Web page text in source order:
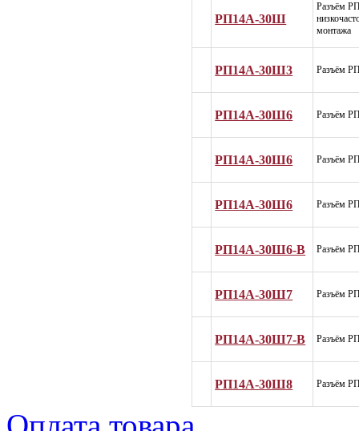
РП14А-30Ш
Разъём
монтажа
РП14А-30Ш3 Разъём
РП14А-30Ш6 Разъём
РП14А-30Ш6 Разъём
РП14А-30Ш6 Разъём
РП14А-30Ш6-В Разъём
РП14А-30Ш7 Разъём
РП14А-30Ш7-В Разъём
РП14А-30Ш8 Разъём